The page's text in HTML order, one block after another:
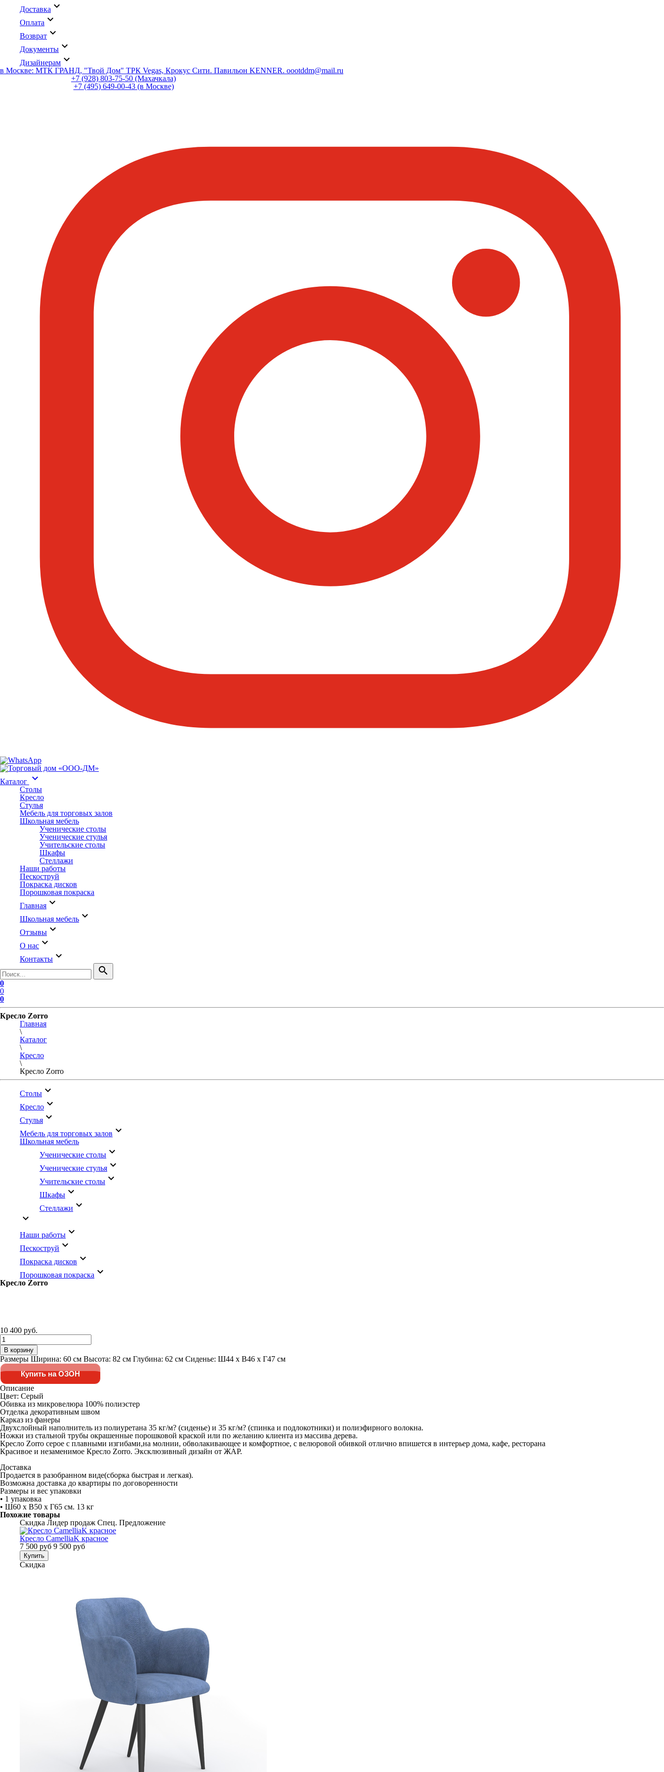
Доставка keyboard_arrow_down
Оплата keyboard_arrow_down
Возврат keyboard_arrow_down
Документы keyboard_arrow_down
Дизайнерам keyboard_arrow_down
в Москве: МТК ГРАНД, "Твой Дом" ТРК Vegas, Крокус Сити. Павильон KENNER. oootddm@mail.ru
+7 (928) 803-75-50 (Махачкала)
+7 (495) 649-00-43 (в Москве)
Каталог keyboard_arrow_down
Столы
Кресло
Стулья
Мебель для торговых залов
Школьная мебель
Ученические столы
Ученические стулья
Учительские столы
Шкафы
Стеллажи
Наши работы
Пескоструй
Покраска дисков
Порошковая покраска
Главная keyboard_arrow_down
Школьная мебель keyboard_arrow_down
Отзывы keyboard_arrow_down
О нас keyboard_arrow_down
Контакты keyboard_arrow_down
search
0
0
0
Кресло Zorro
Главная
\
Каталог
\
Кресло
\
Кресло Zorro
Столы keyboard_arrow_down
Кресло keyboard_arrow_down
Стулья keyboard_arrow_down
Мебель для торговых залов keyboard_arrow_down
Школьная мебель
Ученические столы keyboard_arrow_down
Ученические стулья keyboard_arrow_down
Учительские столы keyboard_arrow_down
Шкафы keyboard_arrow_down
Стеллажи keyboard_arrow_down
keyboard_arrow_down
Наши работы keyboard_arrow_down
Пескоструй keyboard_arrow_down
Покраска дисков keyboard_arrow_down
Порошковая покраска keyboard_arrow_down
Кресло Zorro
10 400 руб.
В корзину
Размеры Ширина: 60 см Высота: 82 см Глубина: 62 см Сиденье: Ш44 x В46 x Г47 см
Купить на ОЗОН
Описание
Цвет: Серый
Обивка из микровелюра 100% полиэстер
Отделка декоративным швом
Карказ из фанеры
Двухслойный наполнитель из полиуретана 35 кг/м? (сиденье) и 35 кг/м? (спинка и подлокотники) и полиэфирного волокна.
Ножки из стальной трубы окрашенные порошковой краской или по желанию клиента из массива дерева.
Кресло Zorro серое с плавными изгибами,на молнии, обволакивающее и комфортное, с велюровой обивкой отлично впишется в интерьер дома, кафе, ресторана
Красивое и незаменимое Кресло Zorro. Эксклюзивный дизайн от ЖАР.
Доставка
Продается в разобранном виде(сборка быстрая и легкая).
Возможна доставка до квартиры по договоренности
Размеры и вес упаковки
• 1 упаковка
• Ш60 x В50 x Г65 см. 13 кг
Похожие товары
Скидка Лидер продаж Спец. Предложение
Кресло CamelliaK красное
7 500 руб 9 500 руб
Купить
Скидка